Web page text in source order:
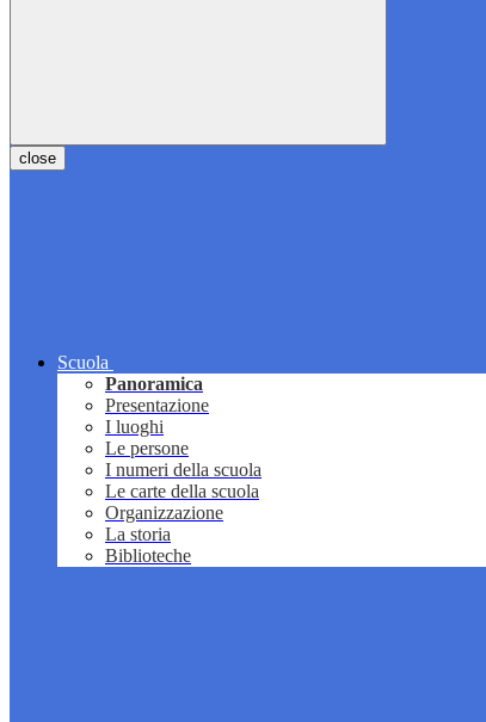
close
Scuola
Panoramica
Presentazione
I luoghi
Le persone
I numeri della scuola
Le carte della scuola
Organizzazione
La storia
Biblioteche